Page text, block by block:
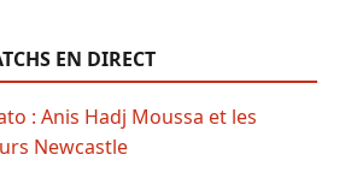
EN DIRECT
: Anis Hadj Moussa et les
Newcastle